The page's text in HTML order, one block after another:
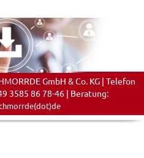
GmbH & Co. KG | Telefon
3585 86 78-46 | Beratung: